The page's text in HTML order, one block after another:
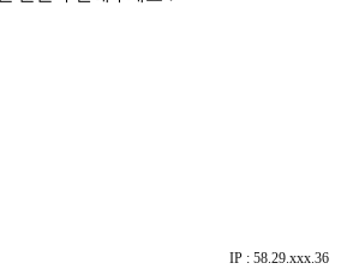
IP : 58.29.xxx.36